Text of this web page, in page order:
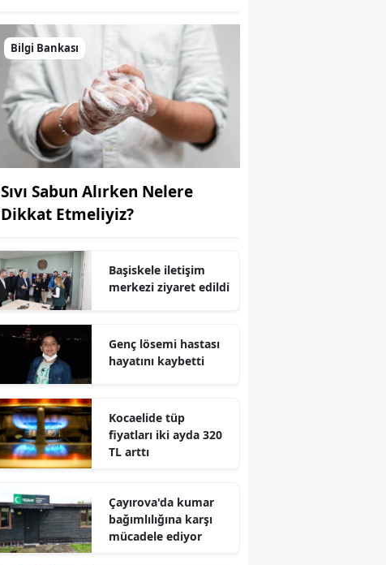
Şanlıurfa
Uşak
Van
Yozgat
Aksaray
Karaman
Batman
Bartın
Ardahan
Yalova
Karabük
Bilgi Bankası
Sıvı Sabun Alırken Nelere
Dikkat Etmeliyiz?
Başiskele iletişim
merkezi ziyaret edildi
Genç lösemi hastası
hayatını kaybetti
Kocaelide tüp
fiyatları iki ayda 320
TL arttı
Çayırova'da kumar
bağımlılığına karşı
mücadele ediyor